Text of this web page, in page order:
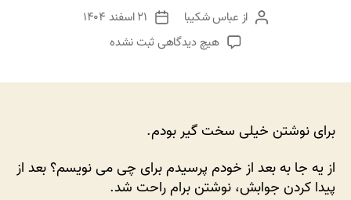
نویسنده
نوشته
از عباس شکیبا
تاریخ
نوشته
۲۱ اسفند ۱۴۰۴
هیچ دیدگاهیبرای
خودم
آسان
تر
کردم!
ثبت نشده
برای نوشتن خیلی سخت گیر بودم.
از یه جا به بعد از خودم پرسیدم برای چی می نویسم؟ بعد از
پیدا کردن جوابش، نوشتن برام راحت شد.